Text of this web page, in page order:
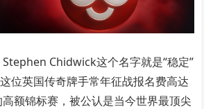
Chidwick这个名字就是“稳定”
位英国传奇牌手常年征战报名费高达
额锦标赛，被公认是当今世界最顶尖